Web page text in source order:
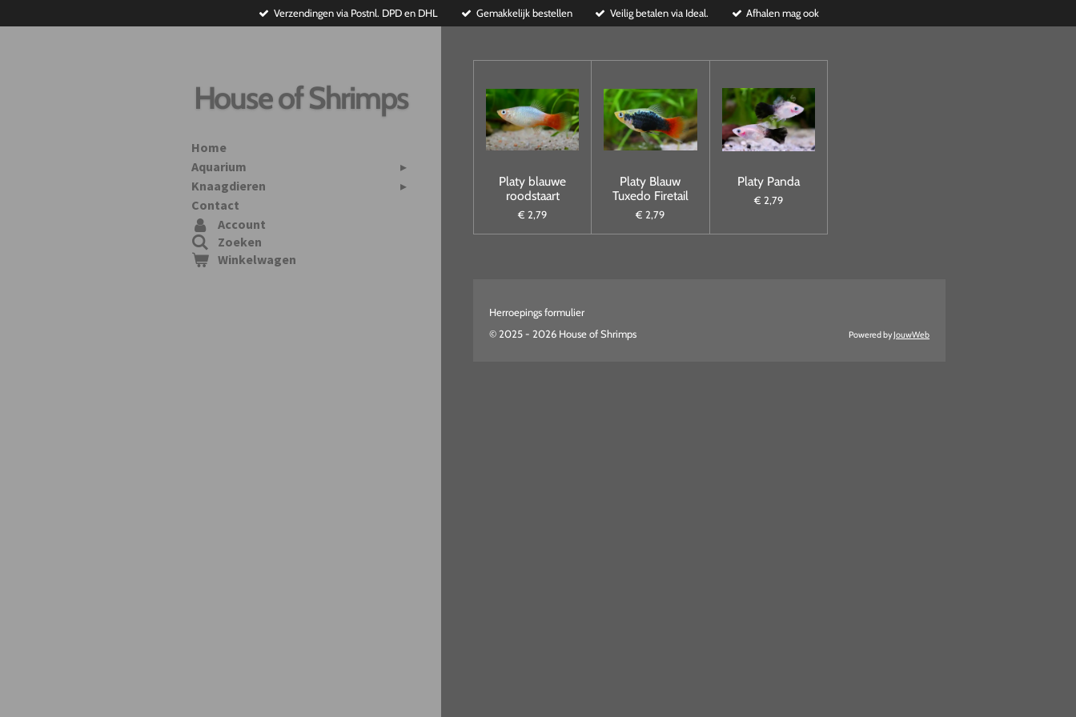
direct
Verzendingen via Postnl. DPD en DHL Gemakkelijk bestellen Veilig betalen via Ideal. Afhalen mag ook
Platy blauwe
roodstaart
€ 2,79
Platy Blauw
Tuxedo Firetail
€ 2,79
Platy Panda
€ 2,79
Herroepings formulier
© 2025 - 2026 House of Shrimps
Powered by JouwWeb
House of Shrimps
Home
Aquarium
Knaagdieren
Contact
Account
Zoeken
Winkelwagen